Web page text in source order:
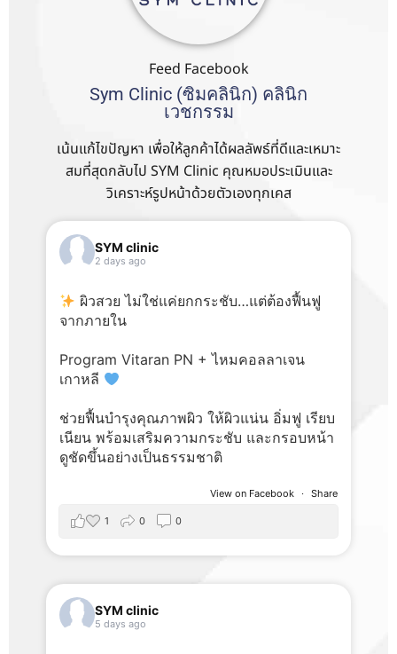
Feed Facebook
Sym Clinic (ซิมคลินิก) คลินิก
เวชกรรม
เน้นแก้ไขปัญหา เพื่อให้ลูกค้าได้ผลลัพธ์ที่ดีและเหมาะ
สมที่สุดกลับไป SYM Clinic คุณหมอประเมินและ
วิเคราะห์รูปหน้าด้วยตัวเองทุกเคส
SYM clinic
2 days ago
ผิวสวย ไม่ใช่แค่ยกกระชับ…แต่ต้องฟื้นฟู
จากภายใน
Program Vitaran PN + ไหมคอลลาเจน
เกาหลี
ช่วยฟื้นบำรุงคุณภาพผิว ให้ผิวแน่น อิ่มฟู เรียบ
เนียน พร้อมเสริมความกระชับ และกรอบหน้า
ดูชัดขึ้นอย่างเป็นธรรมชาติ
View on Facebook · Share
1 0 0
SYM clinic
5 days ago